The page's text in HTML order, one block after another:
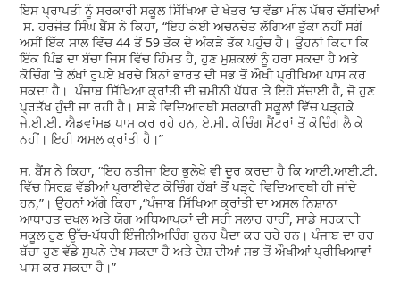
ਇਸ ਪ੍ਰਾਪਤੀ ਨੂੰ ਸਰਕਾਰੀ ਸਕੂਲ ਸਿੱਖਿਆ ਦੇ ਖੇਤਰ ‘ਚ ਵੱਡਾ ਮੀਲ ਪੱਥਰ ਦੱਸਦਿਆਂ
ਸ. ਹਰਜੋਤ ਸਿੰਘ ਬੈਂਸ ਨੇ ਕਿਹਾ, “ਇਹ ਕੋਈ ਅਚਨਚੇਤ ਲੱਗਿਆ ਤੁੱਕਾ ਨਹੀਂ ਸਗੋਂ
ਅਸੀਂ ਇੱਕ ਸਾਲ ਵਿੱਚ 44 ਤੋਂ 59 ਤੱਕ ਦੇ ਅੰਕੜੇ ਤੱਕ ਪਹੁੰਚ ਹੈ। ਉਹਨਾਂ ਕਿਹਾ ਕਿ
ਇੱਕ ਪਿੰਡ ਦਾ ਬੱਚਾ ਜਿਸ ਵਿੱਚ ਹਿੰਮਤ ਹੈ, ਹੁਣ ਮੁਸ਼ਕਲਾਂ ਨੂੰ ਹਰਾ ਸਕਦਾ ਹੈ ਅਤੇ
ਕੋਚਿੰਗ ’ਤੇ ਲੱਖਾਂ ਰੁਪਏ ਖ਼ਰਚੇ ਬਿਨਾਂ ਭਾਰਤ ਦੀ ਸਭ ਤੋਂ ਔਖੀ ਪ੍ਰੀਖਿਆ ਪਾਸ ਕਰ
ਸਕਦਾ ਹੈ। ਪੰਜਾਬ ਸਿੱਖਿਆ ਕ੍ਰਾਂਤੀ ਦੀ ਜ਼ਮੀਨੀ ਪੱਧਰ ’ਤੇ ਇਹੋ ਸੱਚਾਈ ਹੈ, ਜੋ ਹੁਣ
ਪ੍ਰਤੱਖ ਹੁੰਦੀ ਜਾ ਰਹੀ ਹੈ। ਸਾਡੇ ਵਿਦਿਆਰਥੀ ਸਰਕਾਰੀ ਸਕੂਲਾਂ ਵਿੱਚ ਪੜ੍ਹਕੇ
ਜੇ.ਈ.ਈ. ਐਡਵਾਂਸਡ ਪਾਸ ਕਰ ਰਹੇ ਹਨ, ਏ.ਸੀ. ਕੋਚਿੰਗ ਸੈਂਟਰਾਂ ਤੋਂ ਕੋਚਿੰਗ ਲੈ ਕੇ
ਨਹੀਂ। ਇਹੀ ਅਸਲ ਕ੍ਰਾਂਤੀ ਹੈ।”
ਸ. ਬੈਂਸ ਨੇ ਕਿਹਾ, “ਇਹ ਨਤੀਜਾ ਇਹ ਭੁਲੇਖੇ ਵੀ ਦੂਰ ਕਰਦਾ ਹੈ ਕਿ ਆਈ.ਆਈ.ਟੀ.
ਵਿੱਚ ਸਿਰਫ਼ ਵੱਡੀਆਂ ਪ੍ਰਾਈਵੇਟ ਕੋਚਿੰਗ ਹੱਬਾਂ ਤੋਂ ਪੜ੍ਹੇ ਵਿਦਿਆਰਥੀ ਹੀ ਜਾਂਦੇ
ਹਨ,”। ਉਹਨਾਂ ਅੱਗੇ ਕਿਹਾ ,“ਪੰਜਾਬ ਸਿੱਖਿਆ ਕ੍ਰਾਂਤੀ ਦਾ ਅਸਲ ਨਿਸ਼ਾਨਾ
ਆਧਾਰਤ ਦਖਲ ਅਤੇ ਯੋਗ ਅਧਿਆਪਕਾਂ ਦੀ ਸਹੀ ਸਲਾਹ ਰਾਹੀਂ, ਸਾਡੇ ਸਰਕਾਰੀ
ਸਕੂਲ ਹੁਣ ਉੱਚ-ਪੱਧਰੀ ਇੰਜੀਨੀਅਰਿੰਗ ਹੁਨਰ ਪੈਦਾ ਕਰ ਰਹੇ ਹਨ। ਪੰਜਾਬ ਦਾ ਹਰ
ਬੱਚਾ ਹੁਣ ਵੱਡੇ ਸੁਪਨੇ ਦੇਖ ਸਕਦਾ ਹੈ ਅਤੇ ਦੇਸ਼ ਦੀਆਂ ਸਭ ਤੋਂ ਔਖੀਆਂ ਪ੍ਰੀਖਿਆਵਾਂ
ਪਾਸ ਕਰ ਸਕਦਾ ਹੈ।”